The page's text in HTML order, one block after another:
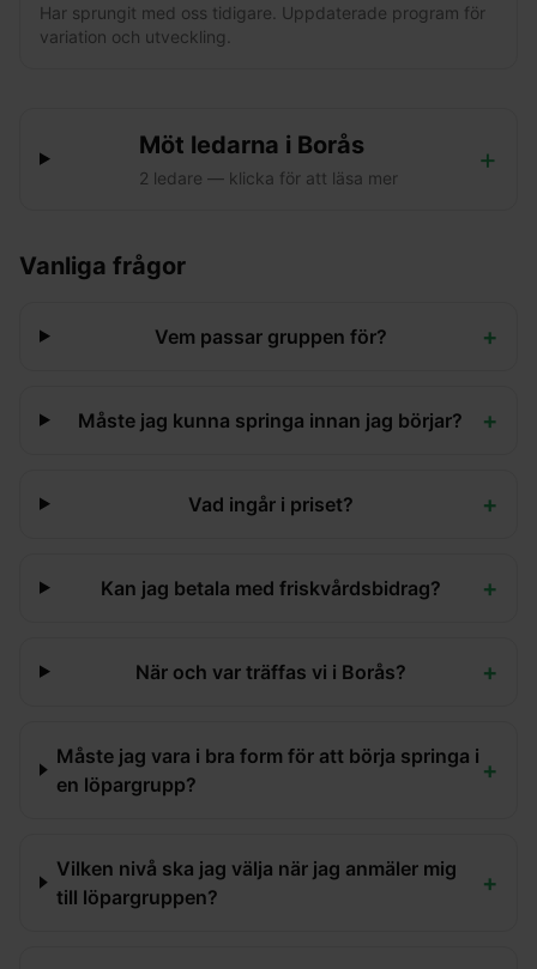
Har sprungit med oss tidigare. Uppdaterade program för
variation och utveckling.
Möt ledarna i Borås
2 ledare — klicka för att läsa mer
+
Vanliga frågor
Vem passar gruppen för? +
Måste jag kunna springa innan jag börjar? +
Vad ingår i priset? +
Kan jag betala med friskvårdsbidrag? +
När och var träffas vi i Borås? +
Måste jag vara i bra form för att börja springa i
en löpargrupp?
+
Vilken nivå ska jag välja när jag anmäler mig
till löpargruppen?
+